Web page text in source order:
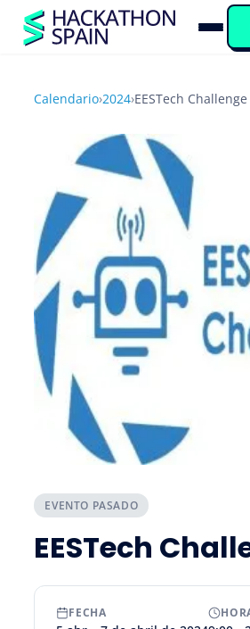
Calendario›2024›EESTech Challenge
EVENTO PASADO
EESTech
FECHA